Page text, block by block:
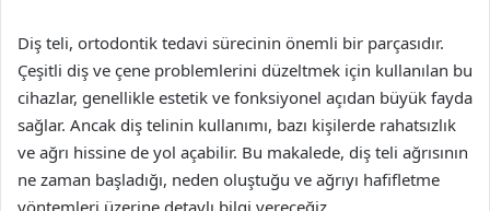
Diş teli, ortodontik tedavi sürecinin önemli bir parçasıdır.
Çeşitli diş ve çene problemlerini düzeltmek için kullanılan bu
cihazlar, genellikle estetik ve fonksiyonel açıdan büyük fayda
sağlar. Ancak diş telinin kullanımı, bazı kişilerde rahatsızlık
ve ağrı hissine de yol açabilir. Bu makalede, diş teli ağrısının
ne zaman başladığı, neden oluştuğu ve ağrıyı hafifletme
yöntemleri üzerine detaylı bilgi vereceğiz.